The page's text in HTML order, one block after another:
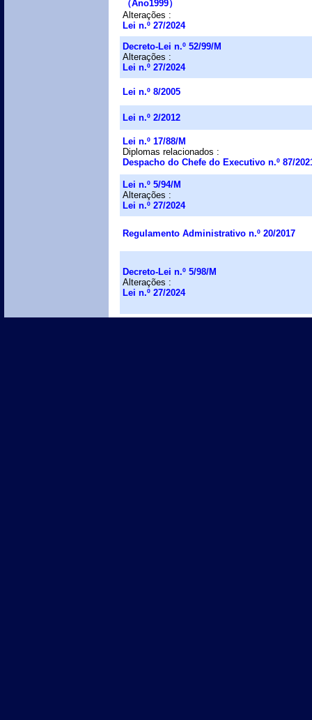
（Ano1999）
Alterações :
Lei n.º 27/2024
Decreto-Lei n.º 52/99/M
Alterações :
Lei n.º 27/2024
Lei n.º 8/2005
Lei n.º 2/2012
Lei n.º 17/88/M
Diplomas relacionados :
Despacho do Chefe do Executivo n.º 87/
Lei n.º 5/94/M
Alterações :
Lei n.º 27/2024
Regulamento Administrativo n.º 20/2017
Decreto-Lei n.º 5/98/M
Alterações :
Lei n.º 27/2024